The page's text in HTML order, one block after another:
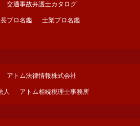
交通事故弁護士カタログ
プロ名鑑 士業プロ名鑑
アトム法律情報株式会社
人 アトム相続税理士事務所